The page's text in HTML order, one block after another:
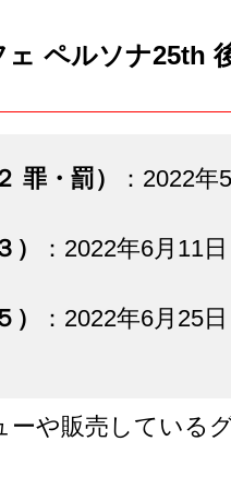
ェ ペルソナ25th
罪・罰）
：2022
：2022年6月11
：2022年6月25
や販売している